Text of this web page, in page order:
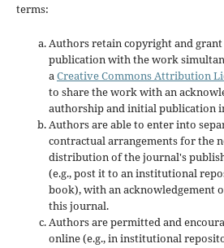
terms:
Authors retain copyright and
publication with the work
aCreative Commons Attribution
to share the work with an
authorship and initial publication
Authors are able to enter into
contractual arrangements for the
distribution of the journal's
(e.g., post it to an institutional
book), with an acknowledgement
this journal.
Authors are permitted and
online (e.g., in institutional